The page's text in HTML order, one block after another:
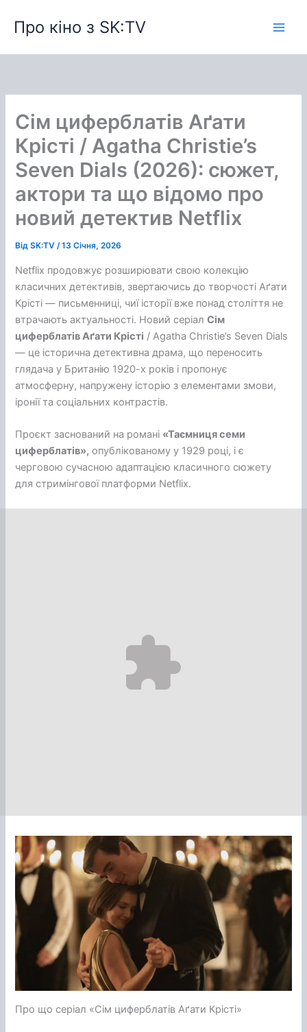
вмісту
Про кіно з SK:TV
Сім циферблатів Аґати
Крісті / Agatha Christie’s
Seven Dials (2026): сюжет,
актори та що відомо про
новий детектив Netflix
ВідSK:TV/13 Січня, 2026
Netflix продовжує розширювати свою колекцію
класичних детективів, звертаючись до творчості Аґати
Крісті — письменниці, чиї історії вже понад століття не
втрачають актуальності. Новий серіалСім
циферблатів Аґати Крісті / Agatha Christie’s Seven Dials
— це історична детективна драма, що переносить
глядача у Британію 1920-х років і пропонує
атмосферну, напружену історію з елементами змови,
іронії та соціальних контрастів.
Проєкт заснований на романі «Таємниця семи
циферблатів», опублікованому у 1929 році, і є
черговою сучасною адаптацією класичного сюжету
для стримінгової платформи Netflix.
Про що серіал «Сім циферблатів Аґати Крісті»